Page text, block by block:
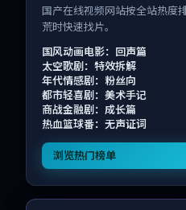
国产在线视频网站按全站热度
荒时快速找片。
国风动画电影：回声篇
太空歌剧：特效拆解
年代情感剧：粉丝向
都市轻喜剧：美术手记
商战金融剧：成长篇
热血篮球番：无声证词
浏览热门榜单